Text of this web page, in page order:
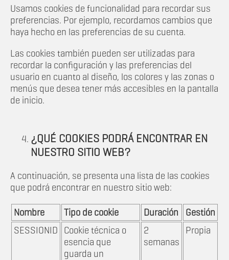
Usamos cookies de funcionalidad para recordar sus
preferencias. Por ejemplo, recordamos cambios que
haya hecho en las preferencias de su cuenta.
Las cookies también pueden ser utilizadas para
recordar la configuración y las preferencias del
usuario en cuanto al diseño, los colores y las zonas o
menús que desea tener más accesibles en la pantalla
de inicio.
¿QUÉ COOKIES PODRÁ ENCONTRAR EN
NUESTRO SITIO WEB?
A continuación, se presenta una lista de las cookies
que podrá encontrar en nuestro sitio web:
Nombre Tipo de cookie Duración
Gestión
SESSIONID
Cookie técnica o
esencia que
guarda un
2
semanas
Propia